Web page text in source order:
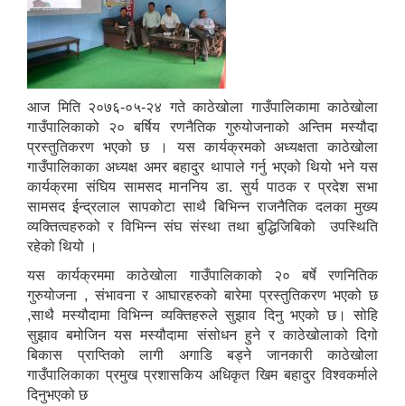
आज मिति २०७६-०५-२४ गते काठेखोला गाउँपालिकामा काठेखोला
गाउँपालिकाको २० बर्षिय रणनैतिक गुरुयोजनाको अन्तिम मस्यौदा
प्रस्तुतिकरण भएको छ । यस कार्यक्रमको अध्यक्षता काठेखोला
गाउँपालिकाका अध्यक्ष अमर बहादुर थापाले गर्नु भएको थियो भने यस
कार्यक्रमा संघिय सामसद माननिय डा. सुर्य पाठक र प्रदेश सभा
सामसद ईन्द्रलाल सापकोटा साथै बिभिन्न राजनैतिक दलका मुख्य
व्यक्तित्वहरुको र विभिन्न संघ संस्था तथा बुद्धिजिबिको उपस्थिति
रहेको थियो ।
यस कार्यक्रममा काठेखोला गाउँपालिकाको २० बर्षे रणनितिक
गुरुयोजना , संभावना र आघारहरुको बारेमा प्रस्तुतिकरण भएको छ
,साथै मस्यौदामा विभिन्न व्यक्तिहरुले सुझाव दिनु भएको छ। सोहि
सुझाव बमोजिन यस मस्यौदामा संसोधन हुने र काठेखोलाको दिगो
बिकास प्राप्तिको लागी अगाडि बड्ने जानकारी काठेखोला
गाउँपालिकाका प्रमुख प्रशासकिय अधिकृत खिम बहादुर विश्वकर्माले
दिनुभएको छ